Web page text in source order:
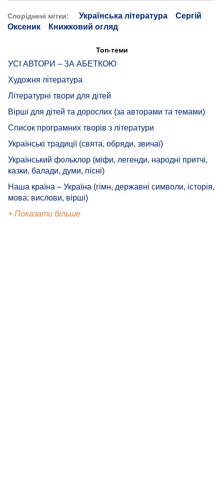
Споріднені мітки: Українська література
Сергій
Оксеник
Книжковий огляд
Топ-теми
УСІ АВТОРИ – ЗА АБЕТКОЮ
Художня література
Літературні твори для дітей
Вірші для дітей та дорослих (за авторами та темами)
Список програмних творів з літератури
Українські традиції (свята, обряди, звичаї)
Український фольклор (міфи, легенди, народні притчі,
казки, балади, думи, пісні)
Наша країна – Україна (гімн, державні символи, історія,
мова: вислови, вірші)
+ Показати більше